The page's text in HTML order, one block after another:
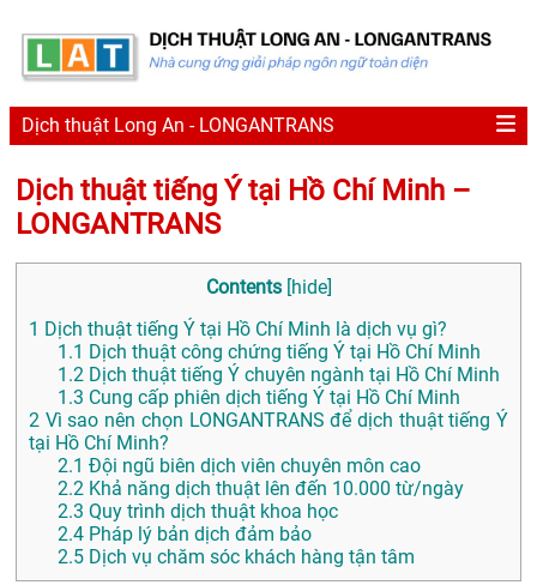
Dịch thuật Long An - LONGANTRANS
Dịch thuật tiếng Ý tại Hồ Chí Minh –
LONGANTRANS
Contents [hide]
1 Dịch thuật tiếng Ý tại Hồ Chí Minh là dịch vụ gì?
1.1 Dịch thuật công chứng tiếng Ý tại Hồ Chí Minh
1.2 Dịch thuật tiếng Ý chuyên ngành tại Hồ Chí Minh
1.3 Cung cấp phiên dịch tiếng Ý tại Hồ Chí Minh
2 Vì sao nên chọn LONGANTRANS để dịch thuật tiếng Ý
tại Hồ Chí Minh?
2.1 Đội ngũ biên dịch viên chuyên môn cao
2.2 Khả năng dịch thuật lên đến 10.000 từ/ngày
2.3 Quy trình dịch thuật khoa học
2.4 Pháp lý bản dịch đảm bảo
2.5 Dịch vụ chăm sóc khách hàng tận tâm